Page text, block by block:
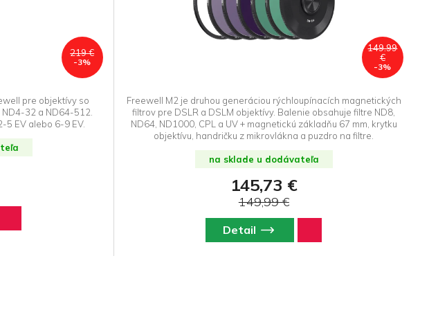
219 €
-3%
pre objektívy so
32 a ND64-512.
5 EV alebo 6-9 EV.
149.99
€
-3%
Freewell M2 je druhou generáciou rýchloupínacích magnetických
filtrov pre DSLR a DSLM objektívy. Balenie obsahuje filtre ND8,
ND64, ND1000, CPL a UV + magnetickú základňu 67 mm, krytku
objektívu, handričku z mikrovlákna a puzdro na filtre.
na sklade u dodávateľa
145,73 €
149,99 €
Detail